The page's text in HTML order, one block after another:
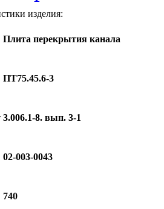
изделия:
Плита перекрытия канала
ПТ75.45.6-3
3.006.1-8. вып. 3-1
02-003-0043
740